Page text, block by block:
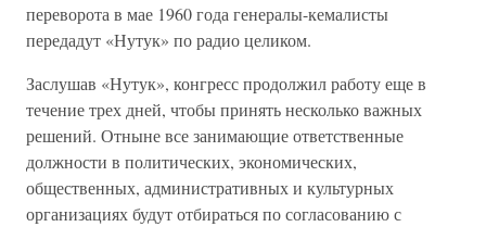
переворота в мае 1960 года генералы-кемалисты
передадут «Нутук» по радио целиком.
Заслушав «Нутук», конгресс продолжил работу еще в
течение трех дней, чтобы принять несколько важных
решений. Отныне все занимающие ответственные
должности в политических, экономических,
общественных, административных и культурных
организациях будут отбираться по согласованию с